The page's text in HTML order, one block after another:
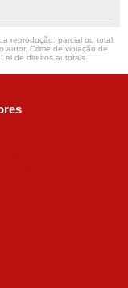
reprodução, parcial ou total,
autor. Crime de violação de
de direitos autorais.